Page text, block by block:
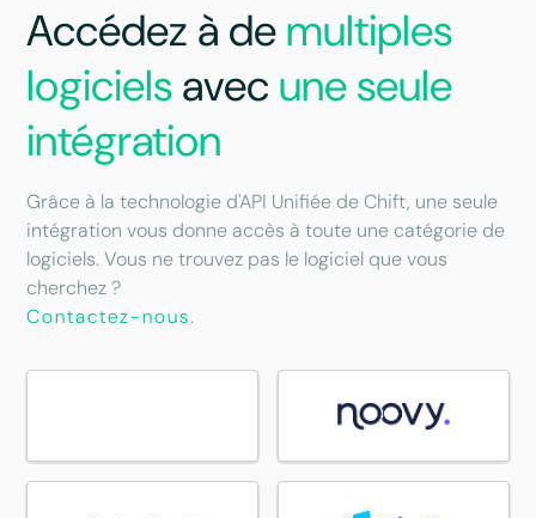
Accédez à demultiples
logicielsavec une seule
intégration
Grâce à la technologie d'API Unifiée de Chift, une seule
intégration vous donne accès à toute une catégorie de
logiciels. Vous ne trouvez pas le logiciel que vous
cherchez ?
Contactez-nous.